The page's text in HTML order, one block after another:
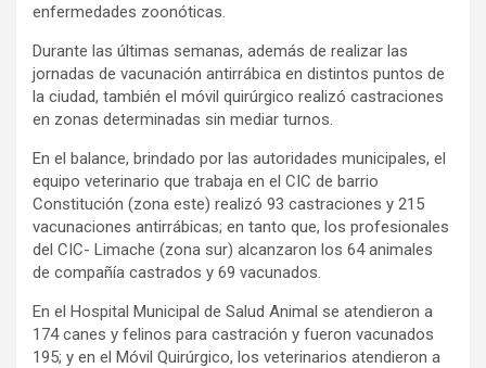
enfermedades zoonóticas.
Durante las últimas semanas, además de realizar las
jornadas de vacunación antirrábica en distintos puntos de
la ciudad, también el móvil quirúrgico realizó castraciones
en zonas determinadas sin mediar turnos.
En el balance, brindado por las autoridades municipales, el
equipo veterinario que trabaja en el CIC de barrio
Constitución (zona este) realizó 93 castraciones y 215
vacunaciones antirrábicas; en tanto que, los profesionales
del CIC- Limache (zona sur) alcanzaron los 64 animales
de compañía castrados y 69 vacunados.
En el Hospital Municipal de Salud Animal se atendieron a
174 canes y felinos para castración y fueron vacunados
195; y en el Móvil Quirúrgico, los veterinarios atendieron a